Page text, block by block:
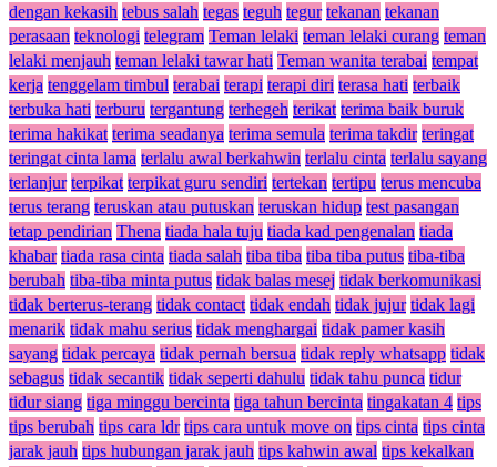
dengan kekasih tebus salah tegas teguh tegur tekanan tekanan
perasaan teknologi telegram Teman lelaki teman lelaki curang teman
lelaki menjauh teman lelaki tawar hati Teman wanita terabai tempat
kerja tenggelam timbul terabai terapi terapi diri terasa hati terbaik
terbuka hati terburu tergantung terhegeh terikat terima baik buruk
terima hakikat terima seadanya terima semula terima takdir teringat
teringat cinta lama terlalu awal berkahwin terlalu cinta terlalu sayang
terlanjur terpikat terpikat guru sendiri tertekan tertipu terus mencuba
terus terang teruskan atau putuskan teruskan hidup test pasangan
tetap pendirian Thena tiada hala tuju tiada kad pengenalan tiada
khabar tiada rasa cinta tiada salah tiba tiba tiba tiba putus tiba-tiba
berubah tiba-tiba minta putus tidak balas mesej tidak berkomunikasi
tidak berterus-terang tidak contact tidak endah tidak jujur tidak lagi
menarik tidak mahu serius tidak menghargai tidak pamer kasih
sayang tidak percaya tidak pernah bersua tidak reply whatsapp tidak
sebagus tidak secantik tidak seperti dahulu tidak tahu punca tidur
tidur siang tiga minggu bercinta tiga tahun bercinta tingakatan 4 tips
tips berubah tips cara ldr tips cara untuk move on tips cinta tips cinta
jarak jauh tips hubungan jarak jauh tips kahwin awal tips kekalkan